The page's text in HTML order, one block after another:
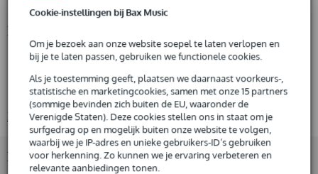
Cookie-instellingen bij Bax Music
Om je bezoek aan onze website soepel te laten verlopen en
bij je te laten passen, gebruiken we functionele cookies.
Als je toestemming geeft, plaatsen we daarnaast voorkeurs-,
statistische en marketingcookies, samen met onze 15 partners
(sommige bevinden zich buiten de EU, waaronder de
Verenigde Staten). Deze cookies stellen ons in staat om je
surfgedrag op en mogelijk buiten onze website te volgen,
waarbij we je IP-adres en unieke gebruikers-ID’s gebruiken
voor herkenning. Zo kunnen we je ervaring verbeteren en
relevante aanbiedingen tonen.
Huur meerdere producten tegelijk: min. € 300,- en max.
€ 2.500,-
Gratisthuisbezorgd of op te halen in de winkel
Al na 4 maanden maandelijks opzegbaar
De mogelijkheid om je product(en) met korting te kopen
Snelle vervanging door Bax Music bij een defect
Huur dit product
Productinformatie
1 stuk tv beugel
geschikt voor tv's van 37 inch
materiaal: staal (mild steel)
Bekijk alle productspecificaties
Bekijk ook eens (2)